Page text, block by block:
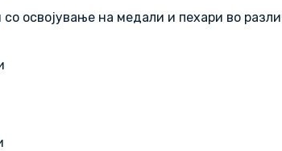
освојување на медали и пехари во